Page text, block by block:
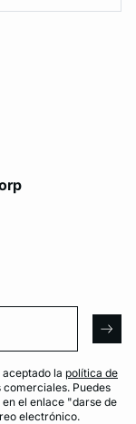
la política de
Puedes
el enlace "darse de
electrónico.